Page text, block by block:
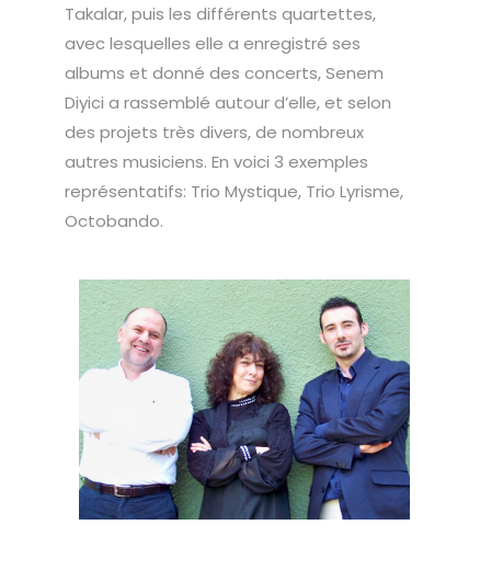
Takalar, puis les différents quartettes,
avec lesquelles elle a enregistré ses
albums et donné des concerts, Senem
Diyici a rassemblé autour d’elle, et selon
des projets très divers, de nombreux
autres musiciens. En voici 3 exemples
représentatifs: Trio Mystique, Trio Lyrisme,
Octobando.